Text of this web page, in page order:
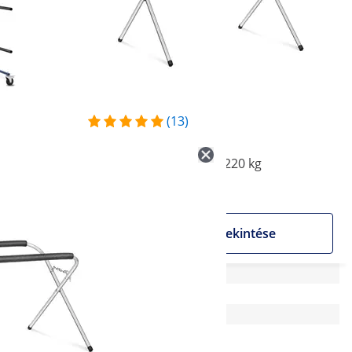
- 160
(13)
Szélvédőtartó állvány - 220 kg
Termék megtekintése